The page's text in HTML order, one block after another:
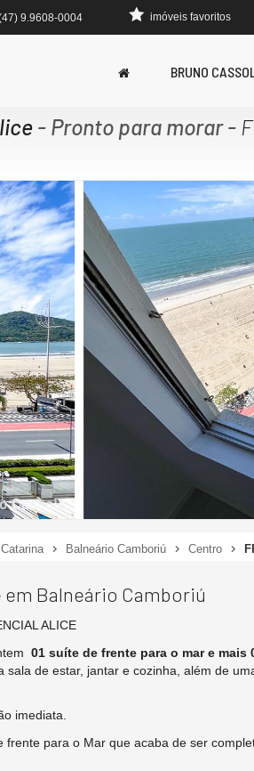
9.9608-0004 imóveis favoritos
BRUNO
- Pronto para morar-
Balneário Camboriú Centro
Balneário Camboriú
ALICE
01 suíte de frente para o mar e mais
de estar, jantar e cozinha, além de
imediata.
frente para o Mar que acaba de ser